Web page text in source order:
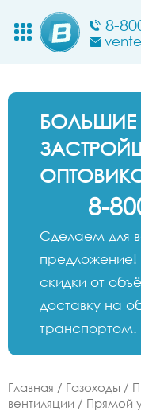
8-
БОЛЬШИЕ
8-
Сделаем для
предложение!
скидки от
доставку на
транспортом.
Главная / Газоходы /
вентиляции / Прямой